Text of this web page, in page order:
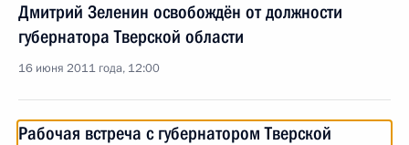
Дмитрий Зеленин освобождён от должности
губернатора Тверской области
16 июня 2011 года, 12:00
Рабочая встреча с губернатором Тверской